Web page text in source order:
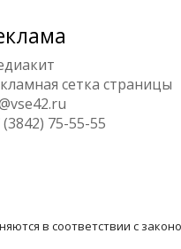
сетка страницы
(3842) 75-55-55
в соответствии с